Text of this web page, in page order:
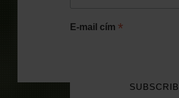
E-mail cím *